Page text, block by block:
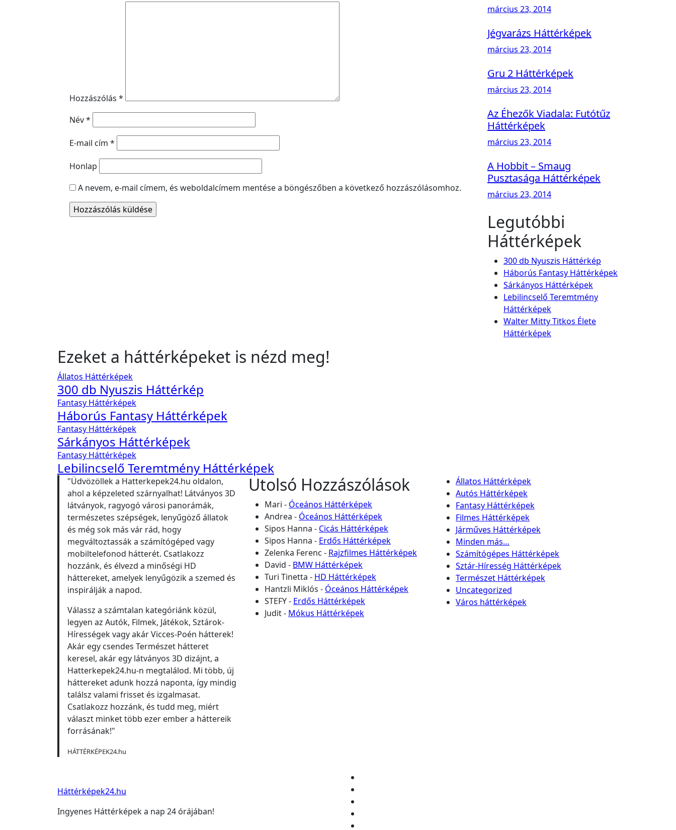
Hozzászólás *
Név*
E-mail cím *
Honlap
A nevem, e-mail címem, és weboldalcímem mentése a böngészőben a következő hozzászólásomhoz.
március 23, 2014
Jégvarázs Háttérképek
március 23, 2014
Gru 2 Háttérképek
március 23, 2014
Az Éhezők Viadala: Futótűz
Háttérképek
március 23, 2014
A Hobbit – Smaug
Pusztasága Háttérképek
március 23, 2014
Legutóbbi
Háttérképek
300 db Nyuszis Háttérkép
Háborús Fantasy Háttérképek
Sárkányos Háttérképek
Lebilincselő Teremtmény
Háttérképek
Walter Mitty Titkos Élete
Háttérképek
Ezeket a háttérképeket is nézd meg!
Állatos Háttérképek
300 db Nyuszis Háttérkép
Fantasy Háttérképek
Háborús Fantasy Háttérképek
Fantasy Háttérképek
Sárkányos Háttérképek
Fantasy Háttérképek
Lebilincselő Teremtmény Háttérképek
"Üdvözöllek a Hatterkepek24.hu oldalon,
ahol a képzeleted szárnyalhat! Látványos 3D
látványok, ragyogó városi panorámák,
természetes szépségek, lenyűgöző állatok
és még sok más vár rád, hogy
megváltoztassák a számítógéped vagy
mobiltelefonod hátterét. Csatlakozz
hozzánk, és élvezd a minőségi HD
háttereket, amelyek lenyűgözik a szemed és
inspirálják a napod.
Válassz a számtalan kategóriánk közül,
legyen az Autók, Filmek, Játékok, Sztárok-
Hírességek vagy akár Vicces-Poén hátterek!
Akár egy csendes Természet hátteret
keresel, akár egy látványos 3D dizájnt, a
Hatterkepek24.hu-n megtalálod. Mi több, új
háttereket adunk hozzá naponta, így mindig
találsz valami frisset és izgalmasat.
Csatlakozz hozzánk, és tudd meg, miért
választ minket több ezer ember a háttereik
forrásának!"
HÁTTÉRKÉPEK24.hu
Utolsó Hozzászólások
Mari - Óceános Háttérképek
Andrea - Óceános Háttérképek
Sipos Hanna - Cicás Háttérképek
Sipos Hanna - Erdős Háttérképek
Zelenka Ferenc - Rajzfilmes Háttérképek
David - BMW Háttérképek
Turi Tinetta - HD Háttérképek
Hantzli Miklós - Óceános Háttérképek
STEFY- Erdős Háttérképek
Judit- Mókus Háttérképek
Állatos Háttérképek
Autós Háttérképek
Fantasy Háttérképek
Filmes Háttérképek
Járműves Háttérképek
Minden más…
Számítógépes Háttérképek
Sztár-Híresség Háttérképek
Természet Háttérképek
Uncategorized
Város háttérképek
Háttérképek24.hu
Ingyenes Háttérképek a nap 24 órájában!